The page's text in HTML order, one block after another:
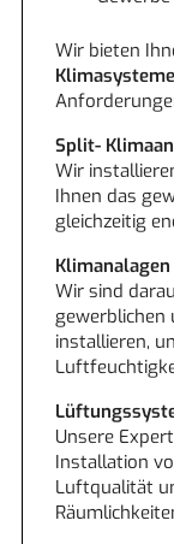
Wir bieten
Split-
Wir
Ihnen das
gleichzeitig
Wir sind
gewerblichen
installieren,
Unsere
Installation
Luftqualität